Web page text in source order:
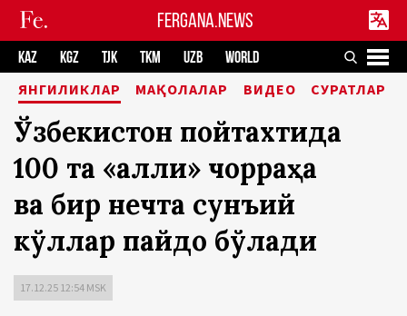
FERGANA.NEWS
KAZ KGZ TJK TKM UZB WORLD
ЯНГИЛИКЛАР МАҚОЛАЛАР ВИДЕО СУРАТЛАР
Ўзбекистон пойтахтида
100 та «ақлли» чорраҳа
ва бир нечта сунъий
кўллар пайдо бўлади
17.12.25 12:54 MSK